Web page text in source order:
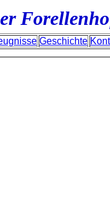
Geschichte